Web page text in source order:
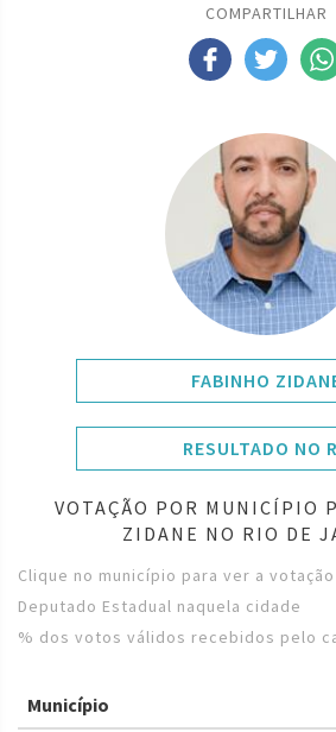
COMPARTILHAR
FABINHO
RESULTADO NO
VOTAÇÃO POR MUNICÍPIO
ZIDANE NO RIO DE
Clique no município para ver a
Deputado Estadual naquela cidade
% dos votos válidos recebidos pelo
Município